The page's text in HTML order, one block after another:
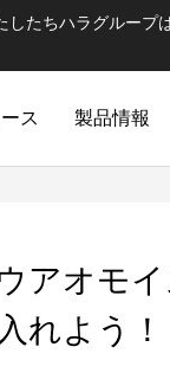
たちハラグループ
ス 製品情報
アオモ
れよう！